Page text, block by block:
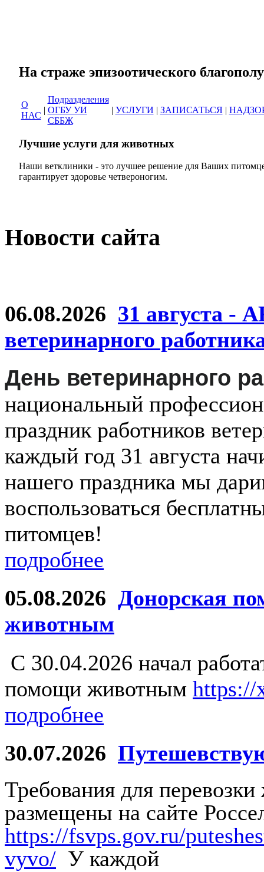
На страже
О
НАС
|
Подразделения
ОГБУ УИ
СББЖ
| УСЛУГИ | ЗАПИСАТЬСЯ |
Лучшие услуги для животных
Наши ветклиники - это лучшее решение для Ваших
гарантирует здоровье четвероногим.
Новости сайта
06.08.2026 31 августа -
ветеринарного
День ветеринарного
национальный
праздник работников
каждый год 31 августа
нашего праздника мы
воспользоваться
питомцев!
подробнее
05.08.2026 Донорская
животным
С 30.04.2026 начал
помощи животным https://
подробнее
30.07.2026
Требования для
размещены на сайте
https://fsvps.gov.ru/
vyvo/ У каждой